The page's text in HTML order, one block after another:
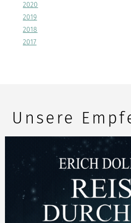
2020
2019
2018
2017
Unsere